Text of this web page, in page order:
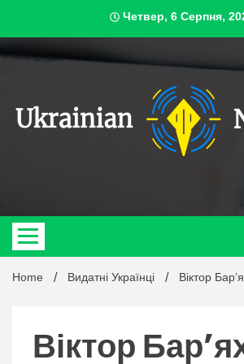
content
Четвер, 6 Серпня,
Home Видатні Українці Віктор
Віктор